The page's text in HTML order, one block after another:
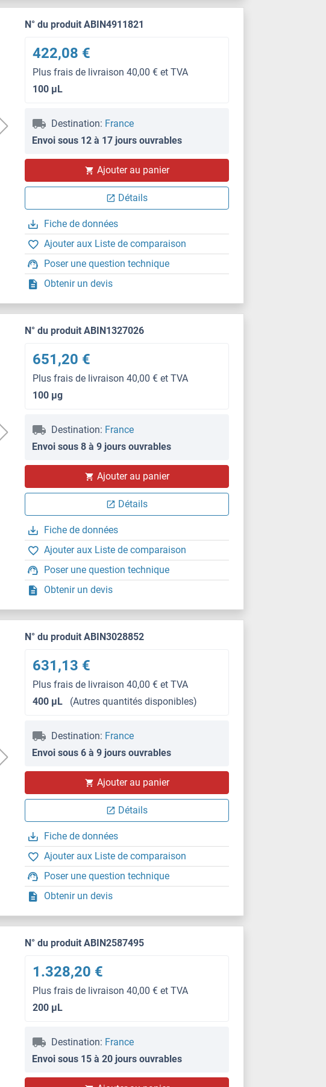
WB
N° du produit ABIN4911821
422,08 €
Plus frais de livraison 40,00 € et TVA
100 μL
Destination: France
Envoi sous 12 à 17 jours ouvrables
Ajouter au panier
Détails
Fiche de données
Ajouter aux Liste de comparaison
Poser une question technique
Obtenir un devis
N° du produit ABIN1327026
651,20 €
Plus frais de livraison 40,00 € et TVA
100 μg
Destination: France
Envoi sous 8 à 9 jours ouvrables
Ajouter au panier
Détails
Fiche de données
Ajouter aux Liste de comparaison
Poser une question technique
Obtenir un devis
N° du produit ABIN3028852
631,13 €
Plus frais de livraison 40,00 € et TVA
400 μL
(Autres quantités disponibles)
Destination: France
Envoi sous 6 à 9 jours ouvrables
Ajouter au panier
Détails
Fiche de données
Ajouter aux Liste de comparaison
Poser une question technique
Obtenir un devis
N° du produit ABIN2587495
1.328,20 €
Plus frais de livraison 40,00 € et TVA
200 μL
Destination: France
Envoi sous 15 à 20 jours ouvrables